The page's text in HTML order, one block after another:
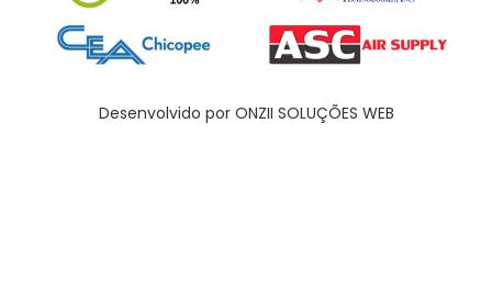
Desenvolvido por ONZII SOLUÇÕES WEB